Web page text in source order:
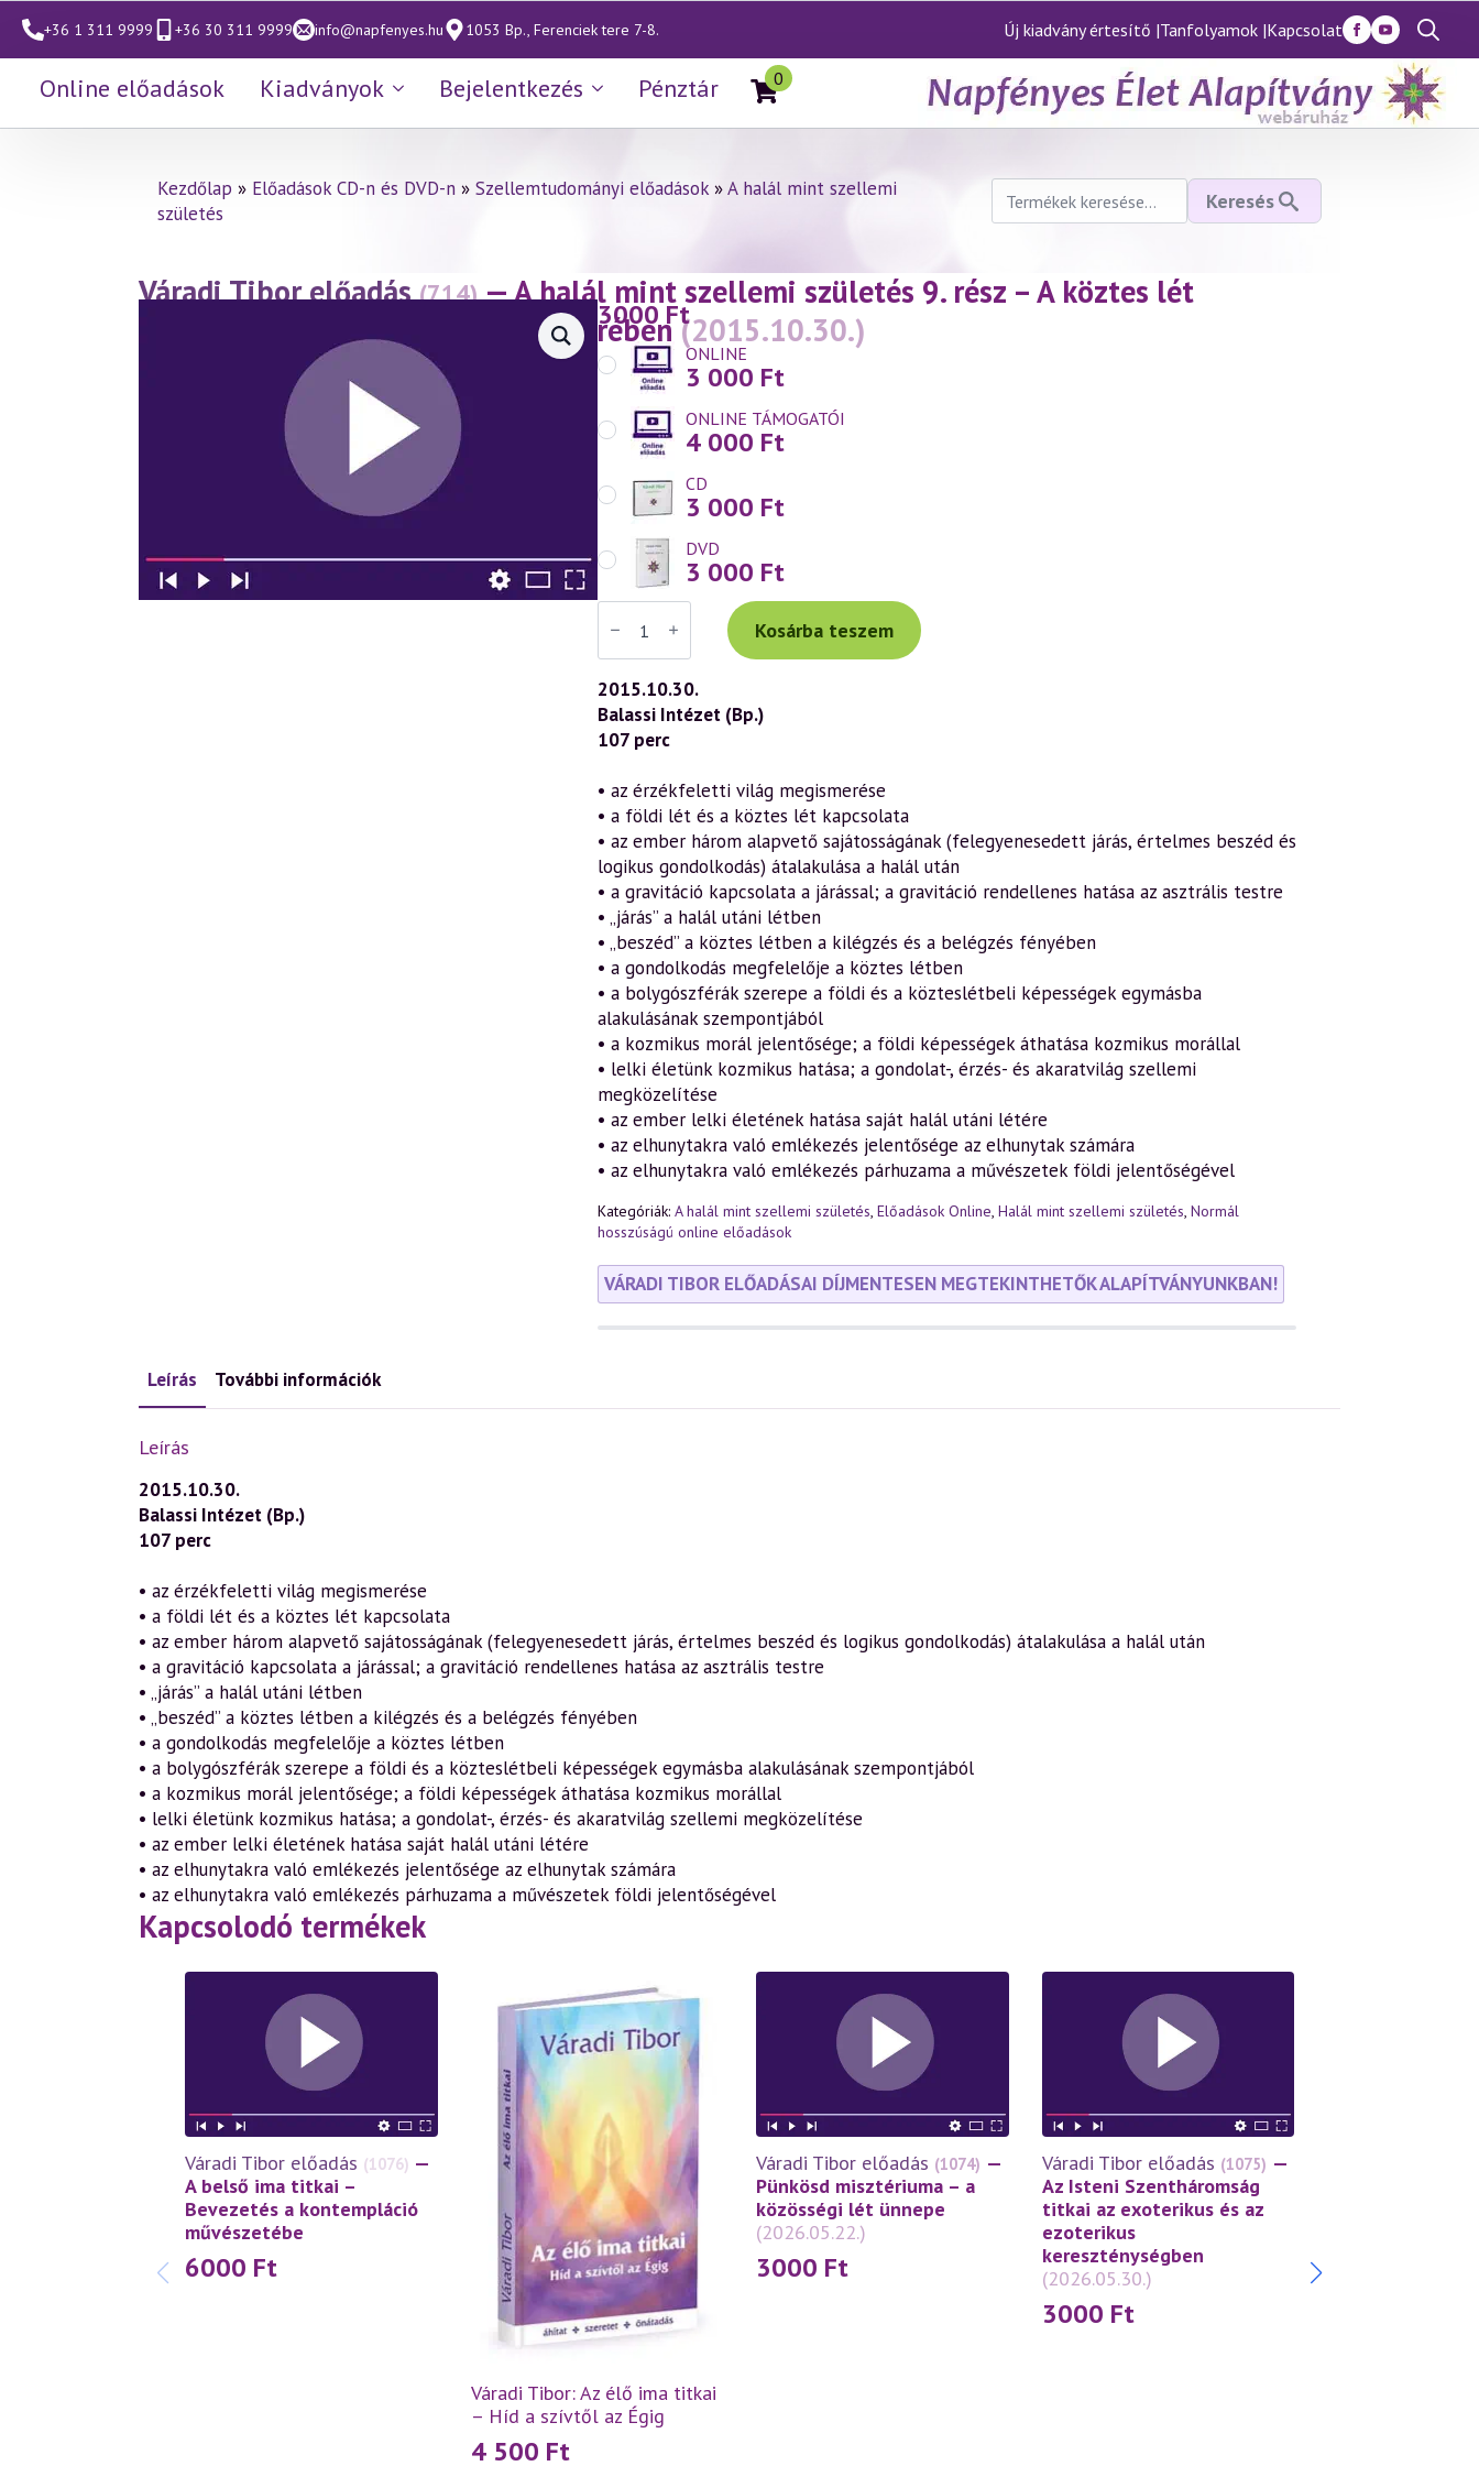
+36 1 311 9999 +36 30 311 9999 info@napfenyes.hu 1053 Bp., Ferenciek tere 7-8. Új kiadvány értesítő |Tanfolyamok |Kapcsolat
Search
for:
Online előadások Kiadványok Bejelentkezés Pénztár 0
Kezdőlap » Előadások CD-n és DVD-n » Szellemtudományi előadások»A halál mint szellemi
születés
Keresés
következőre:
Keresés
Váradi Tibor előadás (714) — A halál mint szellemi születés 9. rész – A köztes lét
eseményei a szellemtudomány tükrében (2015.10.30.)
3000Ft
ONLINE
3 000 Ft
ONLINE TÁMOGATÓI
4 000 Ft
CD
3 000 Ft
DVD
3 000 Ft
Váradi
Tibor
előadás
(714)
—
A
halál
mint
szellemi
9.
rész
–
A
köztes
lét
eseményei
szellemtudomány
tükrében
(2015.10.30.)
mennyiség
Kosárba teszem
2015.10.30.
Balassi Intézet (Bp.)
107 perc
• az érzékfeletti világ megismerése
• a földi lét és a köztes lét kapcsolata
• az ember három alapvető sajátosságának (felegyenesedett járás, értelmes beszéd és
logikus gondolkodás) átalakulása a halál után
• a gravitáció kapcsolata a járással; a gravitáció rendellenes hatása az asztrális testre
• „járás” a halál utáni létben
• „beszéd” a köztes létben a kilégzés és a belégzés fényében
• a gondolkodás megfelelője a köztes létben
• a bolygószférák szerepe a földi és a közteslétbeli képességek egymásba
alakulásának szempontjából
• a kozmikus morál jelentősége; a földi képességek áthatása kozmikus morállal
• lelki életünk kozmikus hatása; a gondolat-, érzés- és akaratvilág szellemi
megközelítése
• az ember lelki életének hatása saját halál utáni létére
• az elhunytakra való emlékezés jelentősége az elhunytak számára
• az elhunytakra való emlékezés párhuzama a művészetek földi jelentőségével
Kategóriák: A halál mint szellemi születés, Előadások Online, Halál mint szellemi születés, Normál
hosszúságú online előadások
VÁRADI TIBOR ELŐADÁSAI DÍJMENTESEN MEGTEKINTHETŐK ALAPÍTVÁNYUNKBAN!
Leírás További információk
Leírás
2015.10.30.
Balassi Intézet (Bp.)
107 perc
• az érzékfeletti világ megismerése
• a földi lét és a köztes lét kapcsolata
• az ember három alapvető sajátosságának (felegyenesedett járás, értelmes beszéd és logikus gondolkodás) átalakulása a halál után
• a gravitáció kapcsolata a járással; a gravitáció rendellenes hatása az asztrális testre
• „járás” a halál utáni létben
• „beszéd” a köztes létben a kilégzés és a belégzés fényében
• a gondolkodás megfelelője a köztes létben
• a bolygószférák szerepe a földi és a közteslétbeli képességek egymásba alakulásának szempontjából
• a kozmikus morál jelentősége; a földi képességek áthatása kozmikus morállal
• lelki életünk kozmikus hatása; a gondolat-, érzés- és akaratvilág szellemi megközelítése
• az ember lelki életének hatása saját halál utáni létére
• az elhunytakra való emlékezés jelentősége az elhunytak számára
• az elhunytakra való emlékezés párhuzama a művészetek földi jelentőségével
Kapcsolodó termékek
Váradi Tibor előadás (1076) —
A belső ima titkai –
Bevezetés a kontempláció
művészetébe
6000 Ft
Váradi Tibor: Az élő ima titkai
– Híd a szívtől az Égig
4 500 Ft
Váradi Tibor előadás (1074) —
Pünkösd misztériuma – a
közösségi lét ünnepe
(2026.05.22.)
3000 Ft
Váradi Tibor előadás (1075) —
Az Isteni Szentháromság
titkai az exoterikus és az
ezoterikus
kereszténységben
(2026.05.30.)
3000 Ft